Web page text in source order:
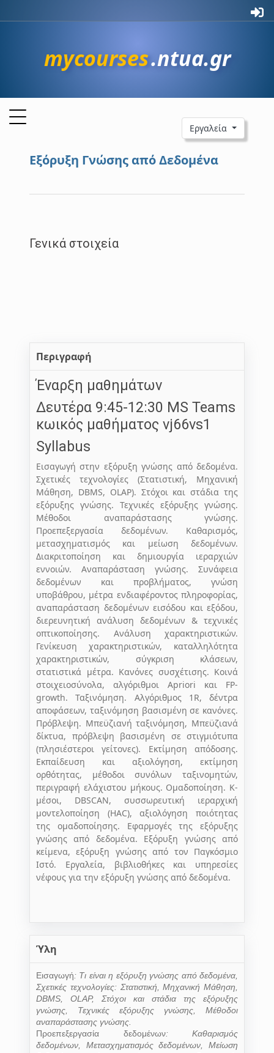
mycourses.ntua.gr
Εργαλεία
Εξόρυξη Γνώσης από Δεδομένα
Γενικά στοιχεία
Περιγραφή
Έναρξη μαθημάτων
Δευτέρα 9:45-12:30 MS Teams
κωικός μαθήματος vj66vs1
Syllabus
Εισαγωγή στην εξόρυξη γνώσης από δεδομένα.
Σχετικές τεχνολογίες (Στατιστική, Μηχανική
Μάθηση, DBMS, OLAP). Στόχοι και στάδια της
εξόρυξης γνώσης. Τεχνικές εξόρυξης γνώσης.
Μέθοδοι αναπαράστασης γνώσης.
Προεπεξεργασία δεδομένων. Καθαρισμός,
μετασχηματισμός και μείωση δεδομένων.
Διακριτοποίηση και δημιουργία ιεραρχιών
εννοιών. Αναπαράσταση γνώσης. Συνάφεια
δεδομένων και προβλήματος, γνώση
υποβάθρου, μέτρα ενδιαφέροντος πληροφορίας,
αναπαράσταση δεδομένων εισόδου και εξόδου,
διερευνητική ανάλυση δεδομένων & τεχνικές
οπτικοποίησης. Ανάλυση χαρακτηριστικών.
Γενίκευση χαρακτηριστικών, καταλληλότητα
χαρακτηριστικών, σύγκριση κλάσεων,
στατιστικά μέτρα. Κανόνες συσχέτισης. Κοινά
στοιχειοσύνολα, αλγόριθμοι Apriori και FP-
growth. Ταξινόμηση. Αλγόριθμος 1R, δέντρα
αποφάσεων, ταξινόμηση βασισμένη σε κανόνες.
Πρόβλεψη. Μπεϋζιανή ταξινόμηση, Μπεϋζιανά
δίκτυα, πρόβλεψη βασισμένη σε στιγμιότυπα
(πλησιέστεροι γείτονες). Εκτίμηση απόδοσης.
Εκπαίδευση και αξιολόγηση, εκτίμηση
ορθότητας, μέθοδοι συνόλων ταξινομητών,
περιγραφή ελάχιστου μήκους. Ομαδοποίηση. Κ-
μέσοι, DBSCAN, συσσωρευτική ιεραρχική
μοντελοποίηση (HAC), αξιολόγηση ποιότητας
της ομαδοποίησης. Εφαρμογές της εξόρυξης
γνώσης από δεδομένα. Εξόρυξη γνώσης από
κείμενα, εξόρυξη γνώσης από τον Παγκόσμιο
Ιστό. Εργαλεία, βιβλιοθήκες και υπηρεσίες
νέφους για την εξόρυξη γνώσης από δεδομένα.
Ύλη
Εισαγωγή: Τι είναι η εξόρυξη γνώσης από δεδομένα,
Σχετικές τεχνολογίες: Στατιστική, Μηχανική Μάθηση,
DBMS
OLAP, Στόχοι και στάδια της εξόρυξης
γνώσης, Τεχνικές εξόρυξης γνώσης, Μέθοδοι
αναπαράστασης γνώσης.
Προεπεξεργασία δεδομένων: Καθαρισμός
δεδομένων, Μετασχηματισμός δεδομένων, Μείωση